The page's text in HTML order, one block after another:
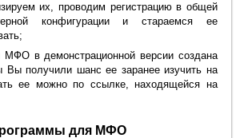
их, проводим регистрацию в общей
конфигурации и стараемся ее
в демонстрационной версии создана
Вы получили шанс ее заранее изучить на
ее можно по ссылке, находящейся на
для МФО